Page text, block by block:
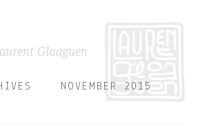
Gloaguen
NOVEMBER 2015